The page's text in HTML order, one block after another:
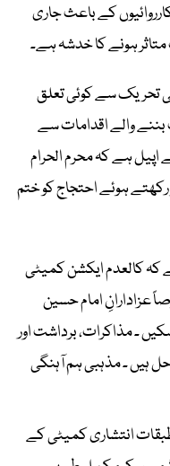
کے باعث جاری
تحریک سے کوئی تعلق
بننے والے اقدامات سے
ہے کہ محرم الحرام
ہوئے احتجاج کو ختم
کہ کالعدم ایکشن کمیٹی
عزادارانِ امام حسین
۔ مذاکرات، برداشت اور
ہیں ۔ مذہبی ہم آہنگی
انتشاری کمیٹی کے